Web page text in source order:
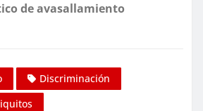
de avasallamiento
Discriminación